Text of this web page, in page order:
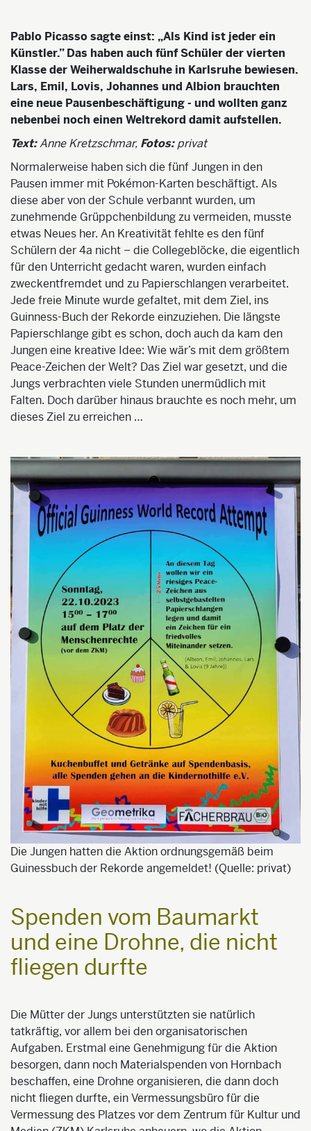
Pablo Picasso sagte einst: „Als Kind ist jeder ein
Künstler.” Das haben auch fünf Schüler der vierten
Klasse der Weiherwaldschuhe in Karlsruhe bewiesen.
Lars, Emil, Lovis, Johannes und Albion brauchten
eine neue Pausenbeschäftigung - und wollten ganz
nebenbei noch einen Weltrekord damit aufstellen.
Text:Anne Kretzschmar, Fotos:privat
Normalerweise haben sich die fünf Jungen in den
Pausen immer mit Pokémon-Karten beschäftigt. Als
diese aber von der Schule verbannt wurden, um
zunehmende Grüppchenbildung zu vermeiden, musste
etwas Neues her. An Kreativität fehlte es den fünf
Schülern der 4a nicht – die Collegeblöcke, die eigentlich
für den Unterricht gedacht waren, wurden einfach
zweckentfremdet und zu Papierschlangen verarbeitet.
Jede freie Minute wurde gefaltet, mit dem Ziel, ins
Guinness-Buch der Rekorde einzuziehen. Die längste
Papierschlange gibt es schon, doch auch da kam den
Jungen eine kreative Idee: Wie wär’s mit dem größtem
Peace-Zeichen der Welt? Das Ziel war gesetzt, und die
Jungs verbrachten viele Stunden unermüdlich mit
Falten. Doch darüber hinaus brauchte es noch mehr, um
dieses Ziel zu erreichen …
Die Jungen hatten die Aktion ordnungsgemäß beim
Guinessbuch der Rekorde angemeldet! (Quelle: privat)
Spenden vom Baumarkt
und eine Drohne, die nicht
fliegen durfte
Die Mütter der Jungs unterstützten sie natürlich
tatkräftig, vor allem bei den organisatorischen
Aufgaben. Erstmal eine Genehmigung für die Aktion
besorgen, dann noch Materialspenden von Hornbach
beschaffen, eine Drohne organisieren, die dann doch
nicht fliegen durfte, ein Vermessungsbüro für die
Vermessung des Platzes vor dem Zentrum für Kultur und